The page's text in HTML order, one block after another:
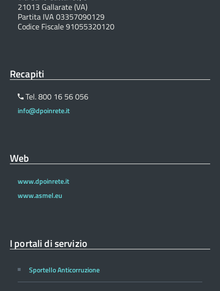
21013 Gallarate (VA)
Partita IVA 03357090129
Codice Fiscale 91055320120
Recapiti
Tel. 800 16 56 056
info@dpoinrete.it
Web
www.dpoinrete.it
www.asmel.eu
I portali di servizio
Sportello Anticorruzione